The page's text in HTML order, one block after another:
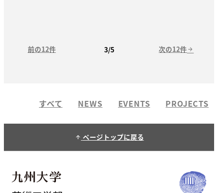
前の12件 次の12件 arrow_forward
3/5
すべて NEWS EVENTS PROJECTS
arrow_upward ページトップに戻る